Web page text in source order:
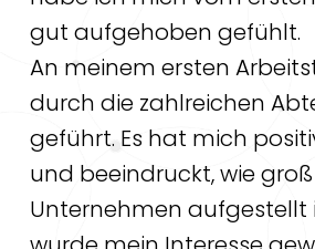
gut aufgehoben gefühlt.
An meinem ersten
durch die zahlreichen
geführt. Es hat mich
und beeindruckt, wie
Unternehmen aufgestellt